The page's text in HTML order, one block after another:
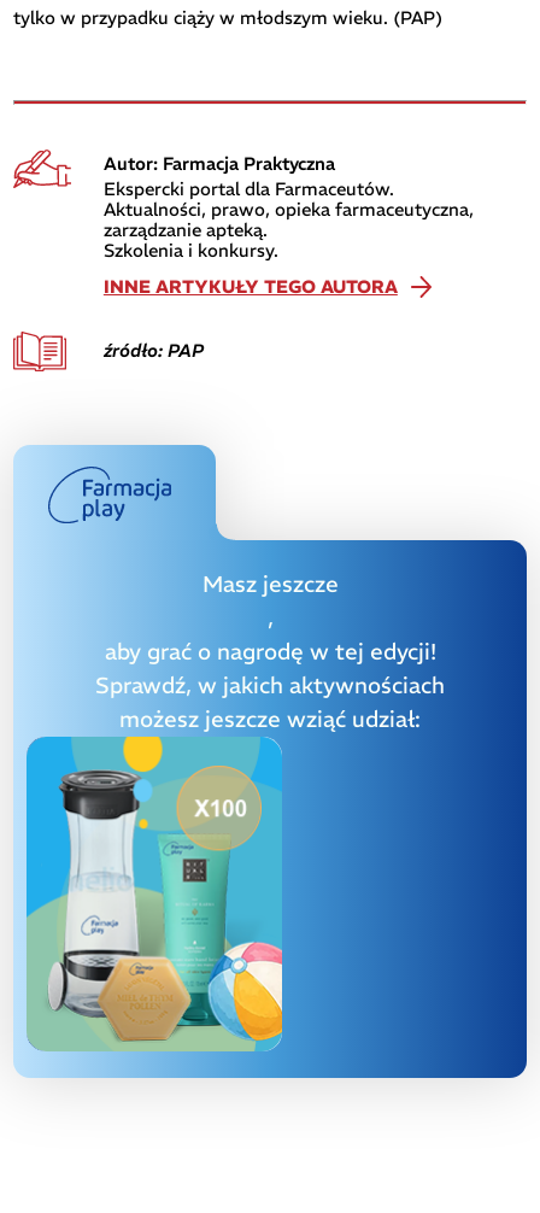
tylko w przypadku ciąży w młodszym wieku. (PAP)
Autor: Farmacja Praktyczna
Ekspercki portal dla Farmaceutów.
Aktualności, prawo, opieka farmaceutyczna,
zarządzanie apteką.
Szkolenia i konkursy.
INNE ARTYKUŁY TEGO AUTORA
źródło: PAP
Masz jeszcze
,
aby grać o nagrodę w tej edycji!
Sprawdź, w jakich aktywnościach
możesz jeszcze wziąć udział: